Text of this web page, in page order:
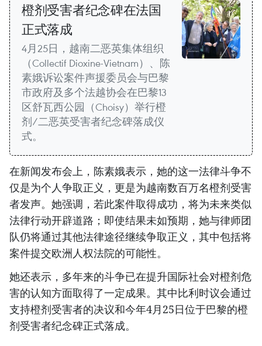
橙剂受害者纪念碑在法国
正式落成
4月25日，越南二恶英集体组织
（Collectif Dioxine-Vietnam）、陈
素娥诉讼案件声援委员会与巴黎
市政府及多个法越协会在巴黎13
区舒瓦西公园（Choisy）举行橙
剂/二恶英受害者纪念碑落成仪
式。
在新闻发布会上，陈素娥表示，她的这一法律斗争不
仅是为个人争取正义，更是为越南数百万名橙剂受害
者发声。她强调，若此案件取得成功，将为未来类似
法律行动开辟道路；即使结果未如预期，她与律师团
队仍将通过其他法律途径继续争取正义，其中包括将
案件提交欧洲人权法院的可能性。
她还表示，多年来的斗争已在提升国际社会对橙剂危
害的认知方面取得了一定成果。其中比利时议会通过
支持橙剂受害者的决议和今年4月25日位于巴黎的橙
剂受害者纪念碑正式落成。